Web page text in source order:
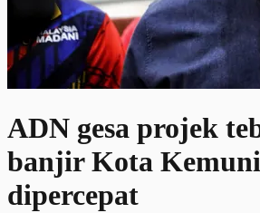
ADN gesa projek
banjir Kota
dipercepat